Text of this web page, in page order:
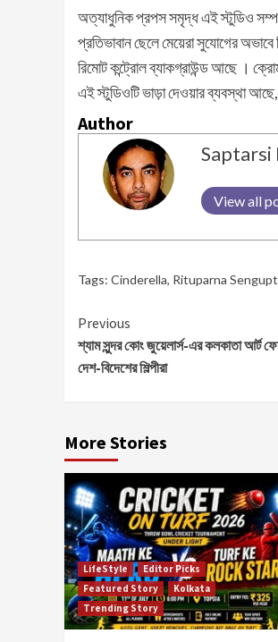
অত্যাধুনিক প্রপস সমৃদ্ধ এই স্টুডিও
প্রতিভাবান ছেলে মেয়েরা সুযোগের
রিমোট কন্ট্রোল ব্যাকগ্রাউন্ড আছে ।
এই স্টুডিওটি ভাড়া দেওয়ার ব্যবস্থা
Author
Saptarsi
View all
Tags: Cinderella, Rituparna
Continue
Reading
Previous
শ্যাম সুন্দর কোং জুয়েলার্স-এর কলকাতা আর্ট
দেশ-বিদেশের শিল্পীরা
More Stories
LifeStyle
Editor Picks
Featured Story
Kolkata
Trending Story